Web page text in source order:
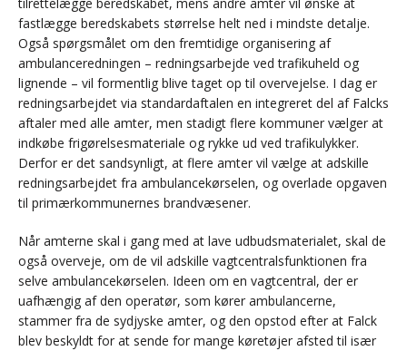
fastlægge beredskabets størrelse helt ned i mindste detalje.
Også spørgsmålet om den fremtidige organisering af
ambulanceredningen – redningsarbejde ved trafikuheld og
lignende – vil formentlig blive taget op til overvejelse. I dag er
redningsarbejdet via standardaftalen en integreret del af Falcks
aftaler med alle amter, men stadigt flere kommuner vælger at
indkøbe frigørelsesmateriale og rykke ud ved trafikulykker.
Derfor er det sandsynligt, at flere amter vil vælge at adskille
redningsarbejdet fra ambulancekørselen, og overlade opgaven
til primærkommunernes brandvæsener.
Når amterne skal i gang med at lave udbudsmaterialet, skal de
også overveje, om de vil adskille vagtcentralsfunktionen fra
selve ambulancekørselen. Ideen om en vagtcentral, der er
uafhængig af den operatør, som kører ambulancerne,
stammer fra de sydjyske amter, og den opstod efter at Falck
blev beskyldt for at sende for mange køretøjer afsted til især